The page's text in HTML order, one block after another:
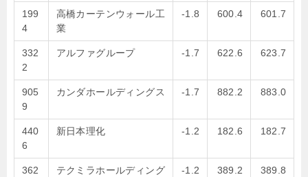
199
4
高橋カーテンウォール工
業
-1.8 600.4 601.7
332
2
アルファグループ -1.7 622.6 623.7
905
9
カンダホールディングス -1.7 882.2 883.0
440
6
新日本理化 -1.2 182.6 182.7
362
テクミラホールディング
-1.2 389.2 389.8